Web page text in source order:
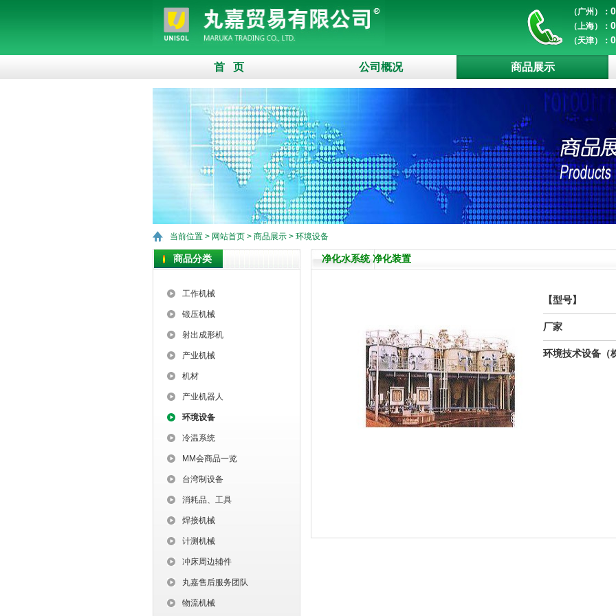
（广州）：
（上海）：
（天津）：
首 页 公司概况 商品展示
当前位置 > 网站首页 > 商品展示 > 环境设备
商品分类
工作机械
锻压机械
射出成形机
产业机械
机材
产业机器人
环境设备
冷温系统
MM会商品一览
台湾制设备
消耗品、工具
焊接机械
计测机械
冲床周边辅件
丸嘉售后服务团队
物流机械
净化水系统 净化装置
【型号】
厂家
环境技术设备（